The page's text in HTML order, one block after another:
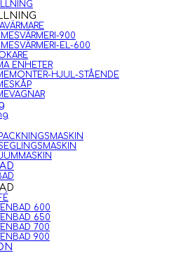
900
EL-600
ENHETER
HJUL-STÅENDE
600
650
700
900